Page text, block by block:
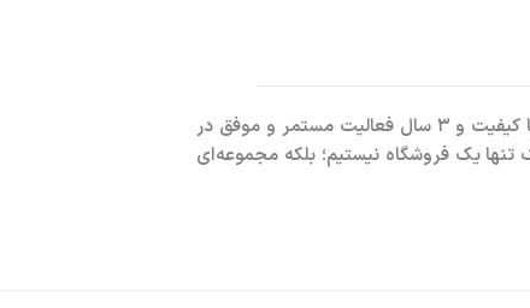
فروشگاه اینترنتی بونتک، با افتخار بیش از ۶ سال سابقه درخشان در ارائه محصولات با کیفیت و ۳ سال فعالیت مستمر و موفق در
تنها یک فروشگاه نیستیم؛ بلکه مجموعه‌ای